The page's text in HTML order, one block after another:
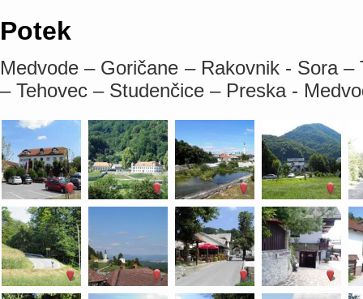
Potek
Medvode – Goričane – Rakovnik - Sora
– Tehovec – Studenčice – Preska -